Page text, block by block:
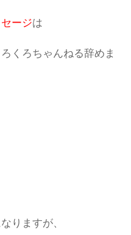
ージは
くろちゃんねる辞めま
りますが、